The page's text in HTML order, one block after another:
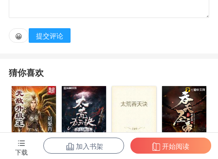
整。 看拥有小霸王系统的他如何从一个纨绔子弟成为
纵横天下的无敌小霸王～ 交流群:496935392
😀 提交评论
猜你喜欢
无敌升级王
柳无邪和徐凌
太荒吞天诀
吞天圣帝
下载
加入书架 开始阅读